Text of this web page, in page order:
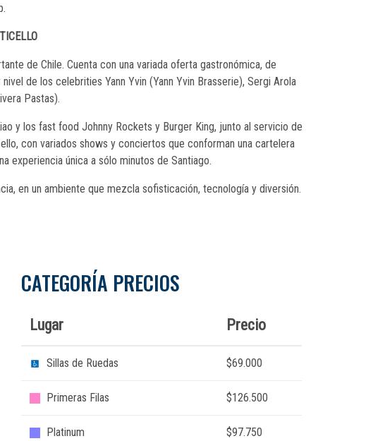
de Chile. Cuenta con una variada oferta gastronómica, de
de los celebrities Yann Yvin (Yann Yvin Brasserie), Sergi Arola
Pastas).
y los fast food Johnny Rockets y Burger King, junto al servicio de
con variados shows y conciertos que conforman una cartelera
experiencia única a sólo minutos de Santiago.
en un ambiente que mezcla sofisticación, tecnología y diversión.
CATEGORÍA PRECIOS
Lugar Precio
Sillas de Ruedas $69.000
Primeras Filas $126.500
Platinum $97.750